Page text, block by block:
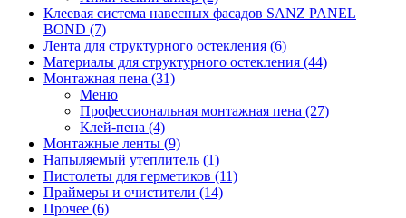
Клеевая система навесных фасадов SANZ PANEL
BOND (7)
Лента для структурного остекления (6)
Материалы для структурного остекления (44)
Монтажная пена (31)
Меню
Профессиональная монтажная пена (27)
Клей-пена (4)
Монтажные ленты (9)
Напыляемый утеплитель (1)
Пистолеты для герметиков (11)
Праймеры и очистители (14)
Прочее (6)